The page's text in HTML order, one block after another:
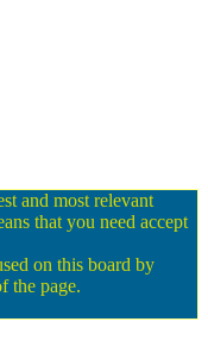
and most relevant
that you need accept
on this board by
the page.